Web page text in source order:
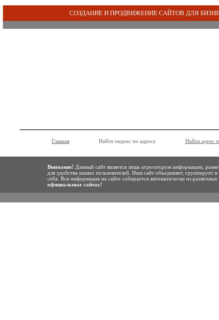
СОЗДАНИЕ И ПРОДВИЖЕНИЕ САЙТОВ ДЛЯ
Главная Найти индекс по адресу Найти адрес
Внимание! Данный сайт является лишь агрегатором информации,
для удобства наших пользователей. Наш сайт объединяет,
себя. Вся информация на сайте собирается автоматически из
официальных сайтах!